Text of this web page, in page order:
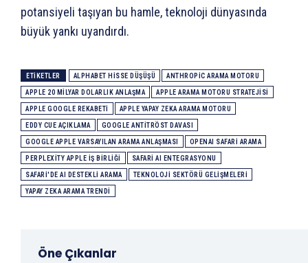
potansiyeli taşıyan bu hamle, teknoloji dünyasında
büyük yankı uyandırdı.
ETIKETLER ALPHABET HISSE DÜŞÜŞÜ ANTHROPIC ARAMA MOTORU
APPLE 20 MILYAR DOLARLIK ANLAŞMA APPLE ARAMA MOTORU STRATEJISI
APPLE GOOGLE REKABETI APPLE YAPAY ZEKA ARAMA MOTORU
EDDY CUE AÇIKLAMA GOOGLE ANTITRÖST DAVASI
GOOGLE APPLE VARSAYILAN ARAMA ANLAŞMASI OPENAI SAFARI ARAMA
PERPLEXITY APPLE IŞ BIRLIĞI SAFARI AI ENTEGRASYONU
SAFARI'DE AI DESTEKLI ARAMA TEKNOLOJI SEKTÖRÜ GELIŞMELERI
YAPAY ZEKA ARAMA TRENDI
Öne Çıkanlar